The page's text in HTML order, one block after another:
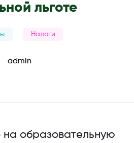
льготе
Налоги
admin
на образовательную